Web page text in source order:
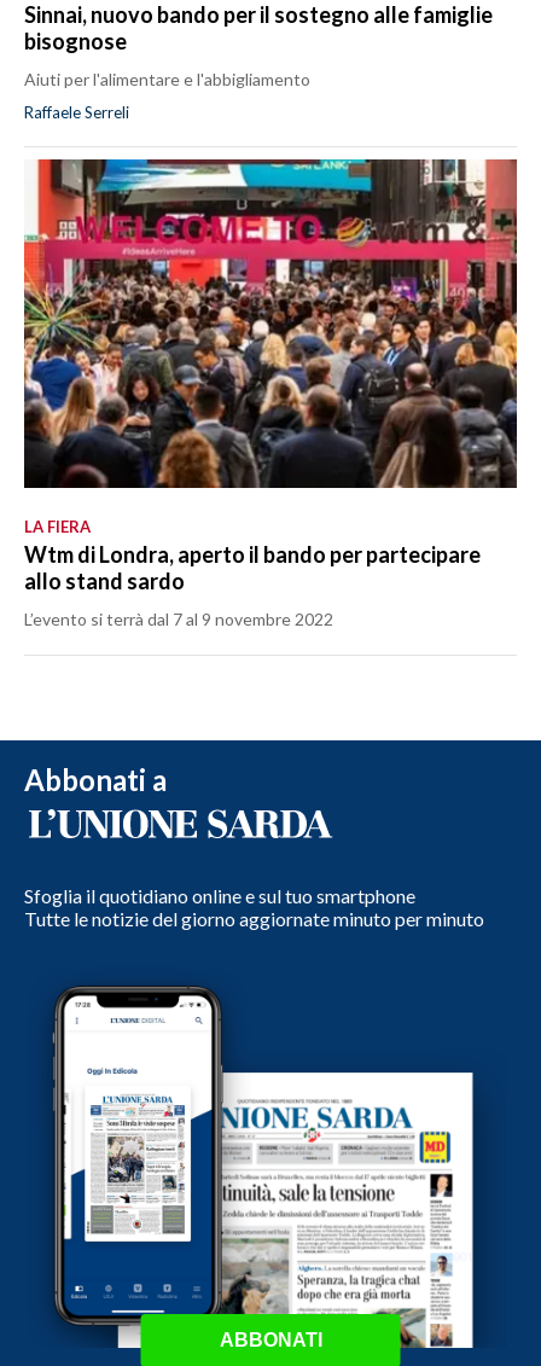
Sinnai, nuovo bando per il sostegno alle famiglie
bisognose
Aiuti per l'alimentare e l'abbigliamento
Raffaele Serreli
LA FIERA
Wtm di Londra, aperto il bando per partecipare
allo stand sardo
L’evento si terrà dal 7 al 9 novembre 2022
Abbonati a
Sfoglia il quotidiano online e sul tuo smartphone
Tutte le notizie del giorno aggiornate minuto per minuto
ABBONATI